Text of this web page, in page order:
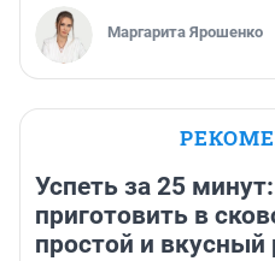
Маргарита Ярошенко
Успеть за 25
приготовить в
простой и